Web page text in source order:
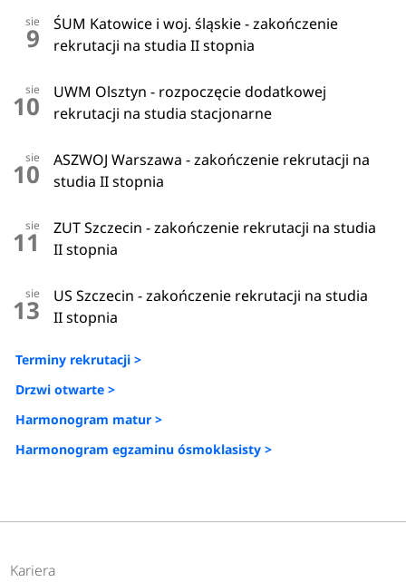
sie
9
ŚUM Katowice i woj. śląskie - zakończenie
rekrutacji na studia II stopnia
sie
10
UWM Olsztyn - rozpoczęcie dodatkowej
rekrutacji na studia stacjonarne
sie
10
ASZWOJ Warszawa - zakończenie rekrutacji na
studia II stopnia
sie
11
ZUT Szczecin - zakończenie rekrutacji na studia
II stopnia
sie
13
US Szczecin - zakończenie rekrutacji na studia
II stopnia
Terminy rekrutacji >
Drzwi otwarte >
Harmonogram matur >
Harmonogram egzaminu ósmoklasisty >
Kariera